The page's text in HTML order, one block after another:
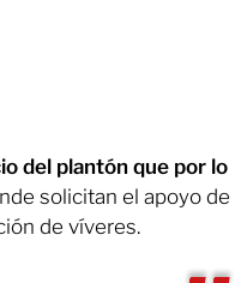
del plantón que por lo
solicitan el apoyo de
de víveres.